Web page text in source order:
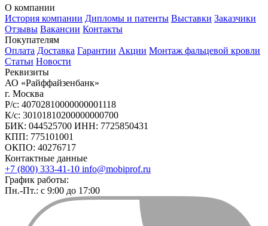
О компании
История компании Дипломы и патенты Выставки Заказчики
Отзывы Вакансии Контакты
Покупателям
Оплата Доставка Гарантии Акции Монтаж фальцевой кровли
Статьи Новости
Реквизиты
АО «Райффайзенбанк»
г. Москва
Р/с: 40702810000000001118
К/с: 30101810200000000700
БИК: 044525700 ИНН: 7725850431
КПП: 775101001
ОКПО: 40276717
Контактные данные
+7 (800) 333-41-10 info@mobiprof.ru
График работы:
Пн.-Пт.: с 9:00 до 17:00